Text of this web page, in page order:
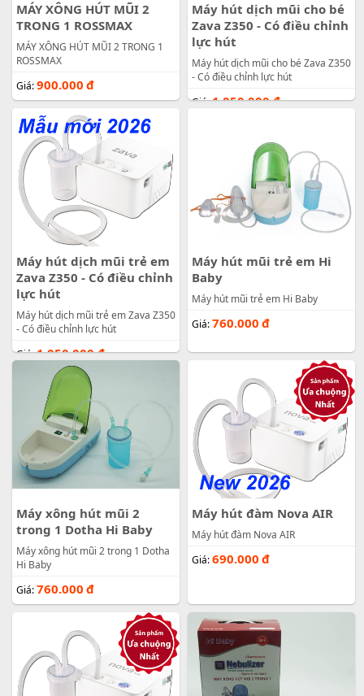
MÁY XÔNG HÚT MŨI 2
TRONG 1 ROSSMAX
MÁY XÔNG HÚT MŨI 2 TRONG 1
ROSSMAX
Giá:900.000 đ
Máy hút dịch mũi cho bé
Zava Z350 - Có điều chỉnh
lực hút
Máy hút dịch mũi cho bé Zava Z350
- Có điều chỉnh lực hút
Giá:1.050.000đ
Máy hút dịch mũi trẻ em
Zava Z350 - Có điều chỉnh
lực hút
Máy hút dịch mũi trẻ em Zava Z350
- Có điều chỉnh lực hút
Giá:1.050.000đ
Máy hút mũi trẻ em Hi
Baby
Máy hút mũi trẻ em Hi Baby
Giá:760.000 đ
Máy xông hút mũi 2
trong 1 Dotha Hi Baby
Máy xông hút mũi 2 trong 1 Dotha
Hi Baby
Giá:760.000 đ
Máy hút đàm Nova AIR
Máy hút đàm Nova AIR
Giá:690.000 đ